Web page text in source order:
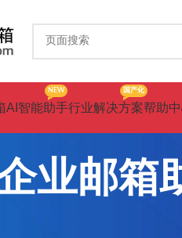
AI智能助手
NEW
行业解决方案
国产化
帮助
业邮箱